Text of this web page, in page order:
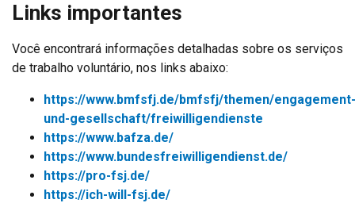
Links importantes
Você encontrará informações detalhadas sobre os serviços
de trabalho voluntário, nos links abaixo:
https://www.bmfsfj.de/bmfsfj/themen/engagement-
und-gesellschaft/freiwilligendienste
https://www.bafza.de/
https://www.bundesfreiwilligendienst.de/
https://pro-fsj.de/
https://ich-will-fsj.de/